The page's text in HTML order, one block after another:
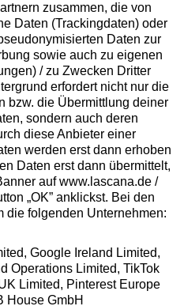
zusammen, die von
Daten (Trackingdaten) oder
Daten zur
sowie auch zu eigenen
/ zu Zwecken Dritter
erfordert nicht nur die
bzw. die Übermittlung deiner
sondern auch deren
diese Anbieter einer
werden erst dann erhoben
Daten erst dann übermittelt,
auf www.lascana.de /
„OK” anklickst. Bei den
die folgenden Unternehmen:
Google Ireland Limited,
Operations Limited, TikTok
Limited, Pinterest Europe
House GmbH